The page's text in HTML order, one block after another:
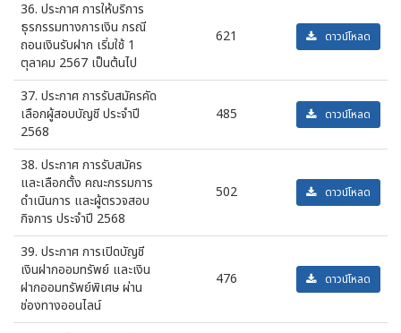
36. ประกาศ การให้บริการ
ธุรกรรมทางการเงิน กรณี
ถอนเงินรับฝาก เริ่มใช้ 1
ตุลาคม 2567 เป็นต้นไป
621 ดาวน์โหลด
37. ประกาศ การรับสมัครคัด
เลือกผู้สอบบัญชี ประจำปี
2568
485 ดาวน์โหลด
38. ประกาศ การรับสมัคร
และเลือกตั้ง คณะกรรมการ
ดำเนินการ และผู้ตรวจสอบ
กิจการ ประจำปี 2568
502 ดาวน์โหลด
39. ประกาศ การเปิดบัญชี
เงินฝากออมทรัพย์ และเงิน
ฝากออมทรัพย์พิเศษ ผ่าน
ช่องทางออนไลน์
476 ดาวน์โหลด